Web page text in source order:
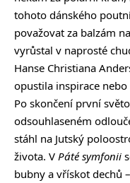
tohoto dánského
považovat za balzám
vyrůstal v naprosté
Hanse Christiana
opustila inspirace nebo
Po skončení první
odsouhlaseném
stáhl na Jutský
života. V Páté symfonii
bubny a vřískot dechů